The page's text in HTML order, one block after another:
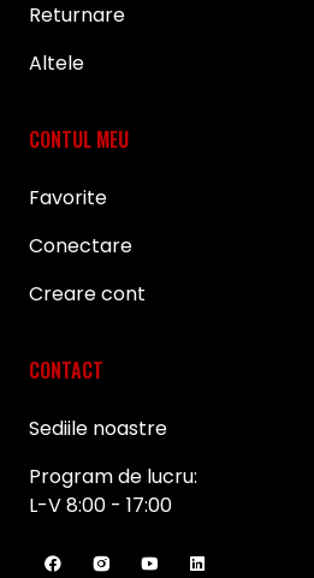
Returnare
Altele
CONTUL MEU
Favorite
Conectare
Creare cont
CONTACT
Sediile noastre
Program de lucru:
L-V 8:00 - 17:00